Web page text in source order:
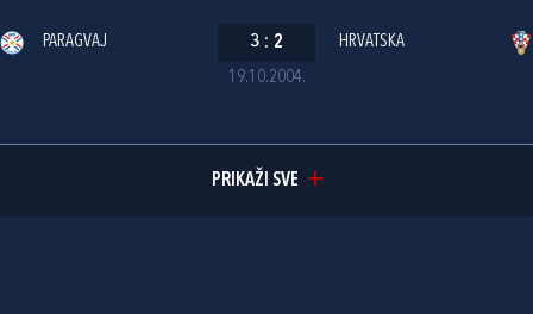
19.10.2004.
PARAGVAJ 3 : 2 HRVATSKA
PRIKAŽI SVE